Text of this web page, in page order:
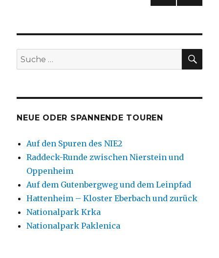
Beiträge
E
Suche
nach:
NEUE ODER SPANNENDE TOUREN
Auf den Spuren des NIE2
Raddeck-Runde zwischen Nierstein und
Oppenheim
Auf dem Gutenbergweg und dem Leinpfad
Hattenheim – Kloster Eberbach und zurück
Nationalpark Krka
Nationalpark Paklenica